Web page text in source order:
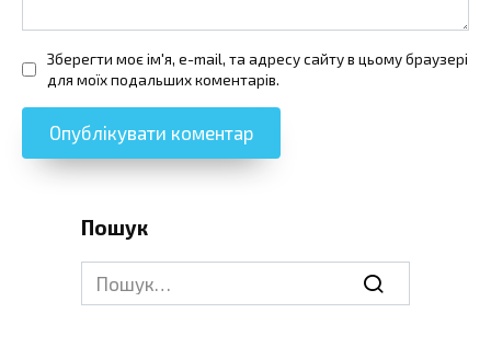
Зберегти моє ім'я, e-mail, та адресу сайту в цьому браузері
для моїх подальших коментарів.
Пошук
Search
for: